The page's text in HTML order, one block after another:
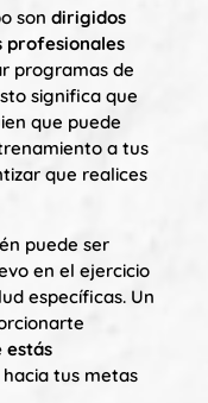
son dirigidos
profesionales
programas de
significa que
que puede
a tus
que realices
puede ser
en el ejercicio
específicas. Un
estás
tus metas